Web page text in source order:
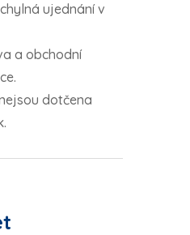
ujednání v
a obchodní
dotčena